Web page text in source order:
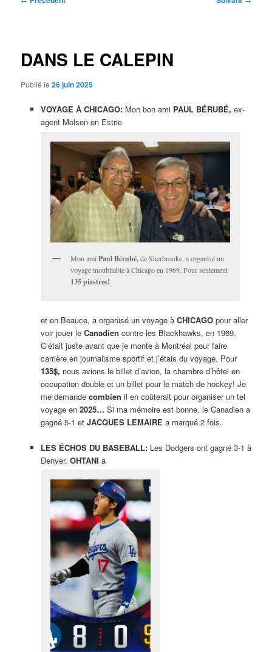
DANS LE CALEPIN
Publié le26 juin 2025
VOYAGE À CHICAGO: Mon bon ami PAUL BÉRUBÉ, ex-
agent Molson en Estrie
Mon amiPaul Bérubé,de Sherbrooke, a organisé un
voyage inoubliable à Chicago en 1969. Pour seulement
135 piastres!
et en Beauce, a organisé un voyage à CHICAGOpour aller
voir jouer le Canadien contre les Blackhawks, en 1969.
C’était juste avant que je monte à Montréal pour faire
carrière en journalisme sportif et j’étais du voyage. Pour
135$, nous avions le billet d’avion, la chambre d’hôtel en
occupation double et un billet pour le match de hockey! Je
me demande combien il en coûterait pour organiser un tel
voyage en 2025… Si ma mémoire est bonne, le Canadien a
gagné 5-1 et JACQUES LEMAIRE a marqué 2 fois.
LES ÉCHOS DU BASEBALL: Les Dodgers ont gagné 3-1 à
Denver. OHTANI a